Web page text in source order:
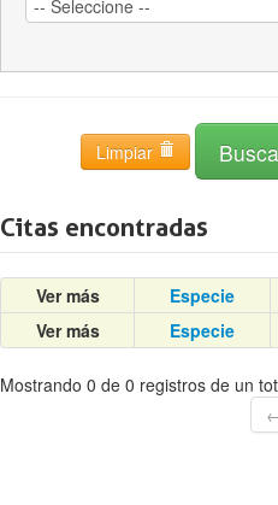
Limpiar
Citas encontradas
Ver más Especie
Ver más
Especie
Mostrando 0 de 0 registros de un